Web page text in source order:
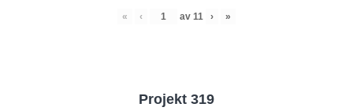
« ‹ av 11 › »
Projekt 319